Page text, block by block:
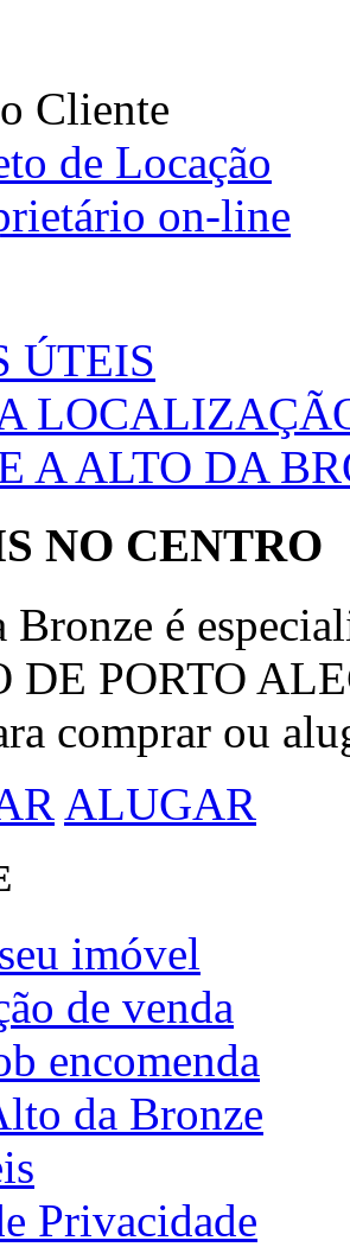
Cliente
de Locação
on-line
ÚTEIS
A ALTO DA
NO CENTRO
Bronze é
DE PORTO
comprar ou
ALUGAR
imóvel
de venda
encomenda
da Bronze
Privacidade